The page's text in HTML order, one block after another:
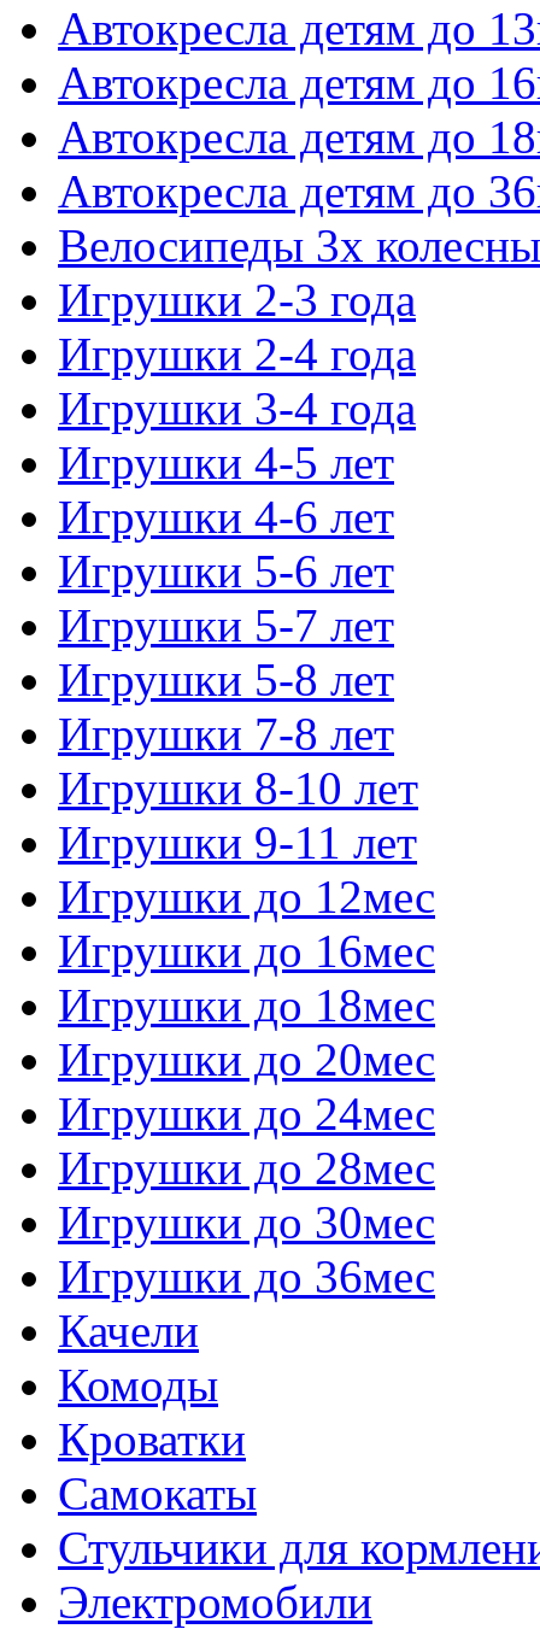
Автокресла детям до
Автокресла детям до
Автокресла детям до
Автокресла детям до
Велосипеды 3х
Игрушки 2-3 года
Игрушки 2-4 года
Игрушки 3-4 года
Игрушки 4-5 лет
Игрушки 4-6 лет
Игрушки 5-6 лет
Игрушки 5-7 лет
Игрушки 5-8 лет
Игрушки 7-8 лет
Игрушки 8-10 лет
Игрушки 9-11 лет
Игрушки до 12мес
Игрушки до 16мес
Игрушки до 18мес
Игрушки до 20мес
Игрушки до 24мес
Игрушки до 28мес
Игрушки до 30мес
Игрушки до 36мес
Качели
Комоды
Кроватки
Самокаты
Стульчики для
Электромобили